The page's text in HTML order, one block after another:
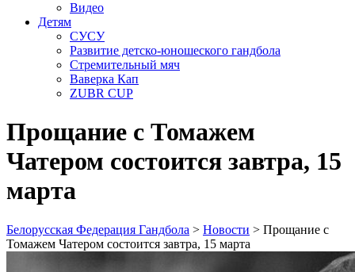
Видео
Детям
СУСУ
Развитие детско-юношеского гандбола
Стремительный мяч
Ваверка Кап
ZUBR CUP
Прощание с Томажем
Чатером состоится завтра, 15
марта
Белорусская Федерация Гандбола > Новости > Прощание с
Томажем Чатером состоится завтра, 15 марта